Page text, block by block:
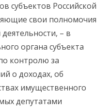
субъектов Российской
свои полномочия
– в
органа субъекта
контролю за
о доходах, об
имущественного
депутатами